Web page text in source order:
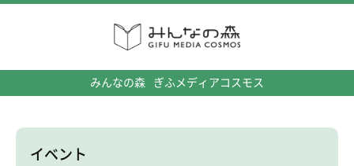
みんなの森 ぎふメディアコスモス
イベント